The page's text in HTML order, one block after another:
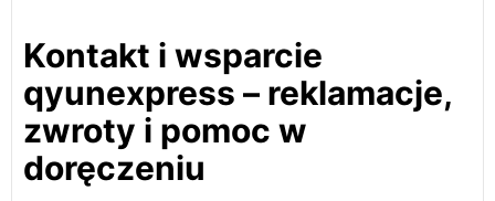
Kontakt i wsparcie
qyunexpress – reklamacje,
zwroty i pomoc w
doręczeniu